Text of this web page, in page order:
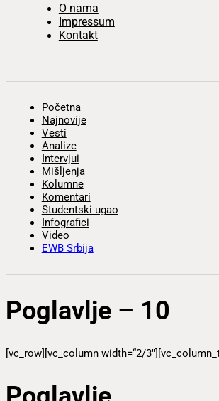
O nama
Impressum
Kontakt
Početna
Najnovije
Vesti
Analize
Intervjui
Mišljenja
Kolumne
Komentari
Studentski ugao
Infografici
Video
EWB Srbija
Poglavlje – 10
[vc_row][vc_column width=“2/